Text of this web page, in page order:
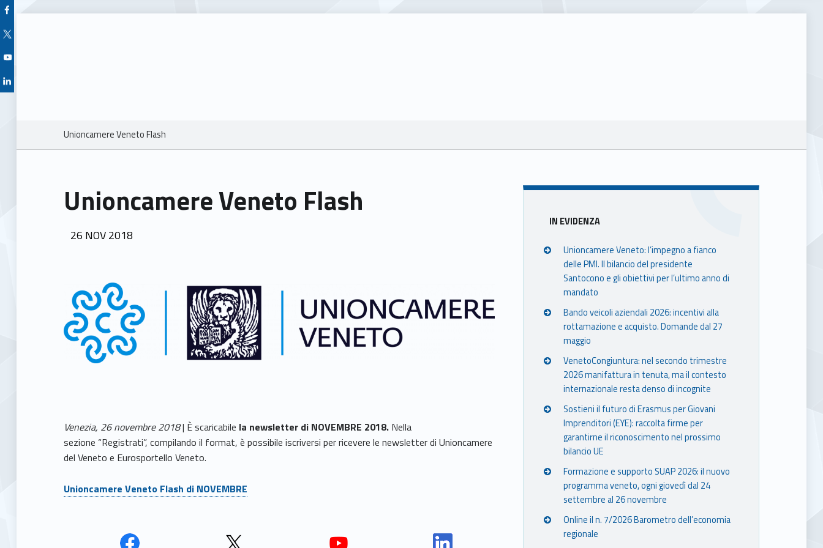
Facebook Unioncamere Veneto
Twitter Unioncamere Veneto
Youtube Unioncamere Veneto
Linkedin Unioncamere Veneto
Breadcrumbs navigation
Unioncamere Veneto Flash
Unioncamere Veneto Flash
POSTED ON:
26 NOV2018
Venezia, 26 novembre 2018| È scaricabile la newsletter di NOVEMBRE 2018. Nella
sezione “Registrati”, compilando il format, è possibile iscriversi per ricevere le newsletter di Unioncamere
del Veneto e Eurosportello Veneto.
Unioncamere Veneto Flash di NOVEMBRE
Sidebar
IN EVIDENZA
Unioncamere Veneto: l’impegno a fianco
delle PMI. Il bilancio del presidente
Santocono e gli obiettivi per l’ultimo anno di
mandato
Bando veicoli aziendali 2026: incentivi alla
rottamazione e acquisto. Domande dal 27
maggio
VenetoCongiuntura: nel secondo trimestre
2026 manifattura in tenuta, ma il contesto
internazionale resta denso di incognite
Sostieni il futuro di Erasmus per Giovani
Imprenditori (EYE): raccolta firme per
garantirne il riconoscimento nel prossimo
bilancio UE
Formazione e supporto SUAP 2026: il nuovo
programma veneto, ogni giovedì dal 24
settembre al 26 novembre
Online il n. 7/2026 Barometro dell’economia
regionale